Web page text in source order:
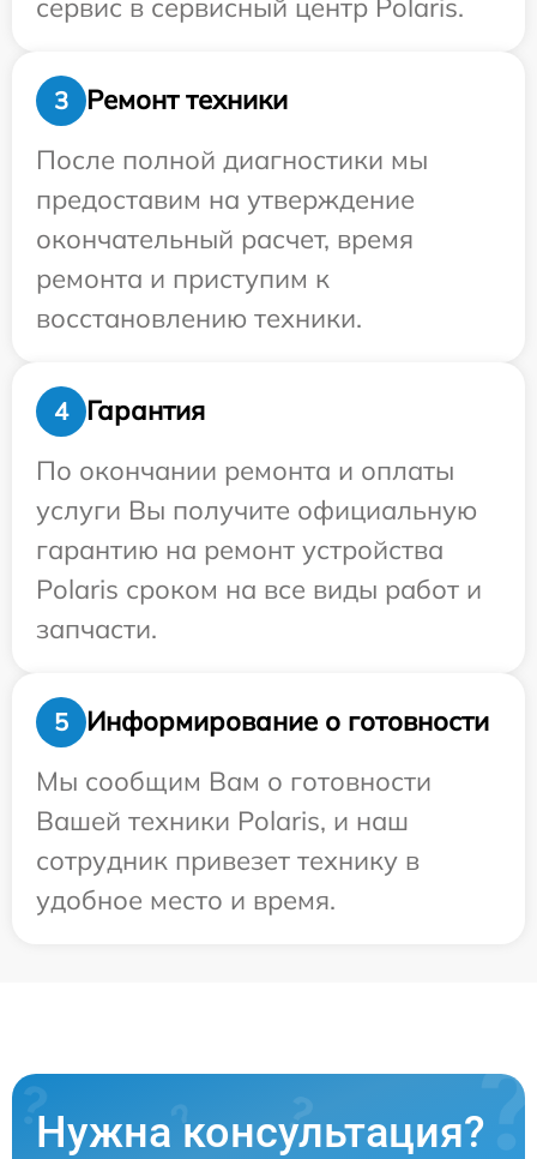
сервис в сервисный центр Polaris.
3
Ремонт техники
После полной диагностики мы
предоставим на утверждение
окончательный расчет, время
ремонта и приступим к
восстановлению техники.
4
Гарантия
По окончании ремонта и оплаты
услуги Вы получите официальную
гарантию на ремонт устройства
Polaris сроком на все виды работ и
запчасти.
5
Информирование о готовности
Мы сообщим Вам о готовности
Вашей техники Polaris, и наш
сотрудник привезет технику в
удобное место и время.
Нужна консультация?